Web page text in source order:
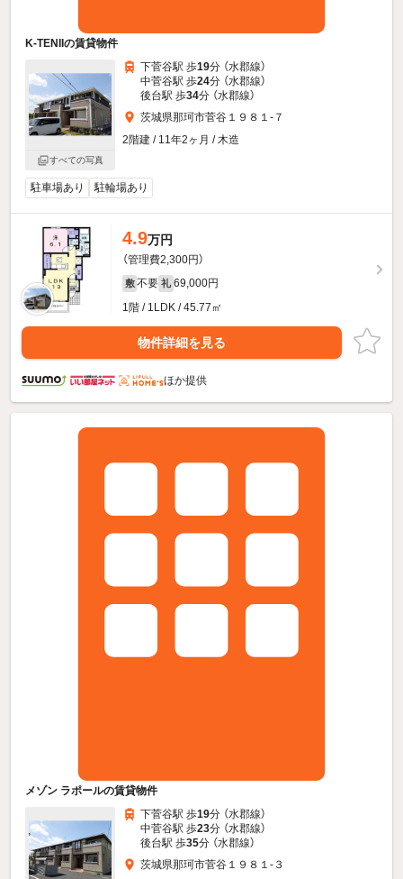
K-TENIIの賃貸物件
すべての写真
下菅谷駅 歩19分 （水郡線）
中菅谷駅 歩24分 （水郡線）
後台駅 歩34分 （水郡線）
茨城県那珂市菅谷１９８１-７
2階建 / 11年2ヶ月 / 木造
駐車場あり 駐輪場あり
4.9万円
（管理費2,300円）
敷 不要 礼 69,000円
1階 / 1LDK / 45.77㎡
物件詳細を見る
ほか提供
メゾン ラポールの賃貸物件
下菅谷駅 歩19分 （水郡線）
中菅谷駅 歩23分 （水郡線）
後台駅 歩35分 （水郡線）
茨城県那珂市菅谷１９８１-３